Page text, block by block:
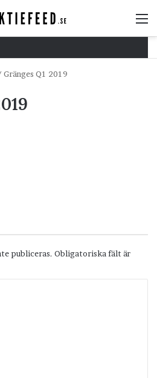
Gränges Q1 2019
publiceras. Obligatoriska fält är